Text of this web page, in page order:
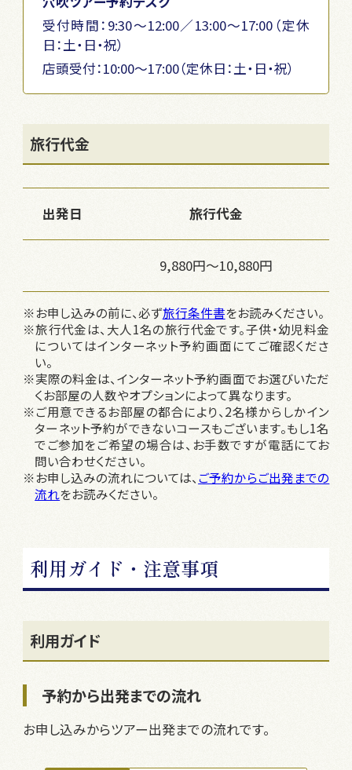
受付時間：9:30～12:00／13:00～17:00（定休
日：土・日・祝）
店頭受付：10:00〜17:00（定休日：土・日・祝）
旅行代金
出発日 旅行代金
9,880円～10,880円
※お申し込みの前に、必ず旅行条件書をお読みください。
※旅行代金は、大人1名の旅行代金です。子供・幼児料金
についてはインターネット予約画面にてご確認くださ
い。
※実際の料金は、インターネット予約画面でお選びいただ
くお部屋の人数やオプションによって異なります。
※ご用意できるお部屋の都合により、2名様からしかイン
ターネット予約ができないコースもございます。もし1名
でご参加をご希望の場合は、お手数ですが電話にてお
問い合わせください。
※お申し込みの流れについては、 ご予約からご出発までの
流れをお読みください。
利用ガイド・注意事項
利用ガイド
予約から出発までの流れ
お申し込みからツアー出発までの流れです。